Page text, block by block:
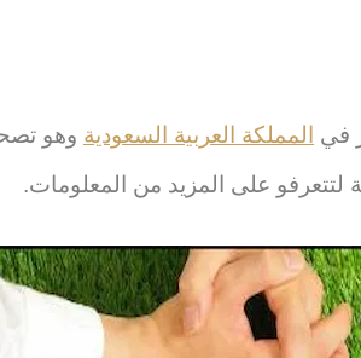
في المملكة العربية السعودية وهو
لتتعرفو على المزيد من المعلومات.